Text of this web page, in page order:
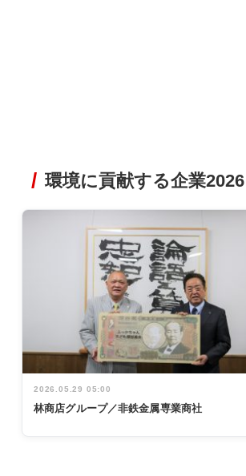
環境に貢献する企業2026
2026.05.29 05:00
林商店グループ／非鉄金属専業商社